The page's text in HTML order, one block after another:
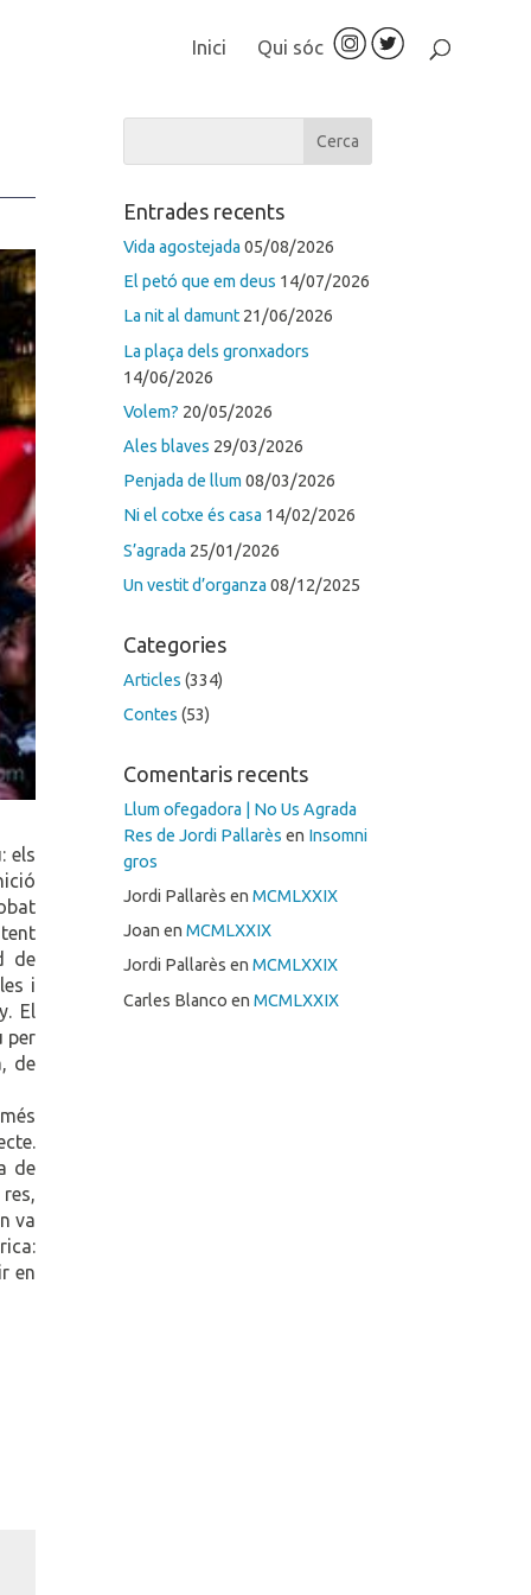
Inici Qui sóc
els
de
i
El
per
de
de
va
en
Entrades recents
Vida agostejada 05/08/2026
El petó que em deus 14/07/2026
La nit al damunt 21/06/2026
La plaça dels gronxadors
14/06/2026
Volem? 20/05/2026
Ales blaves 29/03/2026
Penjada de llum 08/03/2026
Ni el cotxe és casa 14/02/2026
S’agrada 25/01/2026
Un vestit d’organza 08/12/2025
Categories
Articles (334)
Contes (53)
Comentaris recents
Llum ofegadora | No Us Agrada
Res de Jordi Pallarès en Insomni
gros
Jordi Pallarès enMCMLXXIX
Joan enMCMLXXIX
Jordi Pallarès enMCMLXXIX
Carles Blanco enMCMLXXIX